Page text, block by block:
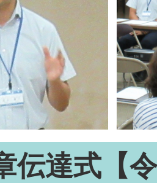
伝達式【